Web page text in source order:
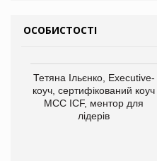
ОСОБИСТОСТІ
Тетяна Ільєнко, Executive-
коуч, сертифікований коуч
МСС ICF, ментор для
лідерів